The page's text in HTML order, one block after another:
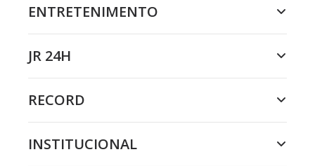
ENTRETENIMENTO
JR 24H
RECORD
INSTITUCIONAL